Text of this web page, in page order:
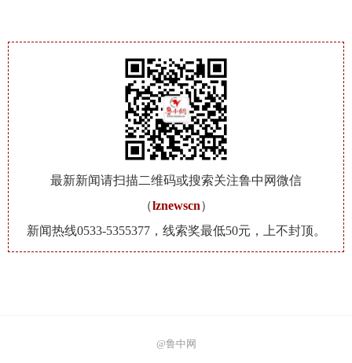
最新新闻请扫描二维码或搜索关注鲁中网微信
（lznewscn）
新闻热线0533-5355377，线索奖最低50元，上不封顶。
@鲁中网